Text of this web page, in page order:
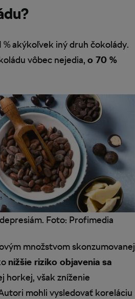
% akýkoľvek iný druh čokolády.
vôbec nejedia, o 70 %
Foto: Profimedia
množstvom skonzumovanej
nižšie riziko objavenia sa
horkej, však zníženie
mohli vysledovať koreláciu